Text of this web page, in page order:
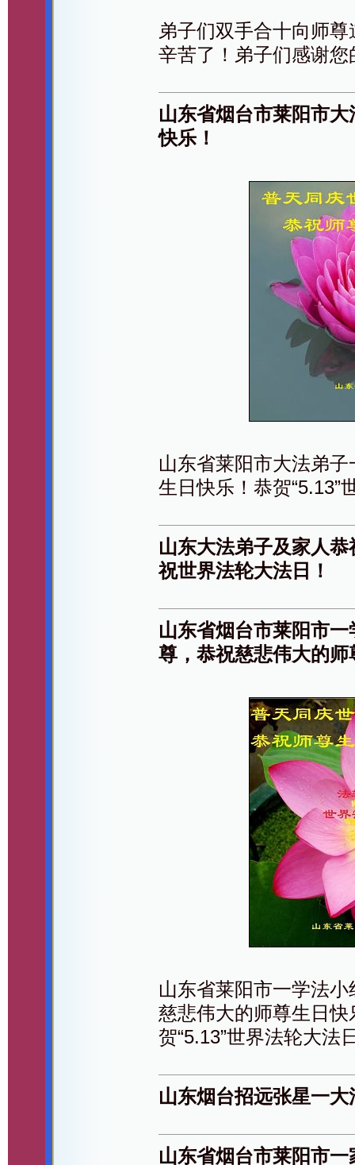
弟子们双手合十向师
辛苦了！弟子们感谢您
山东省烟台市莱阳市
快乐！
山东省莱阳市大法弟
生日快乐！恭贺“5.13”
山东大法弟子及家人
祝世界法轮大法日！
山东省烟台市莱阳市
尊，恭祝慈悲伟大的师
山东省莱阳市一学法
慈悲伟大的师尊生日
贺“5.13”世界法轮大法
山东烟台招远张星一
山东省烟台市莱阳市